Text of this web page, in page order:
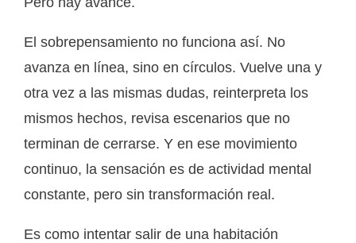
El sobrepensamiento no funciona así. No
avanza en línea, sino en círculos. Vuelve una y
otra vez a las mismas dudas, reinterpreta los
mismos hechos, revisa escenarios que no
terminan de cerrarse. Y en ese movimiento
continuo, la sensación es de actividad mental
constante, pero sin transformación real.
Es como intentar salir de una habitación